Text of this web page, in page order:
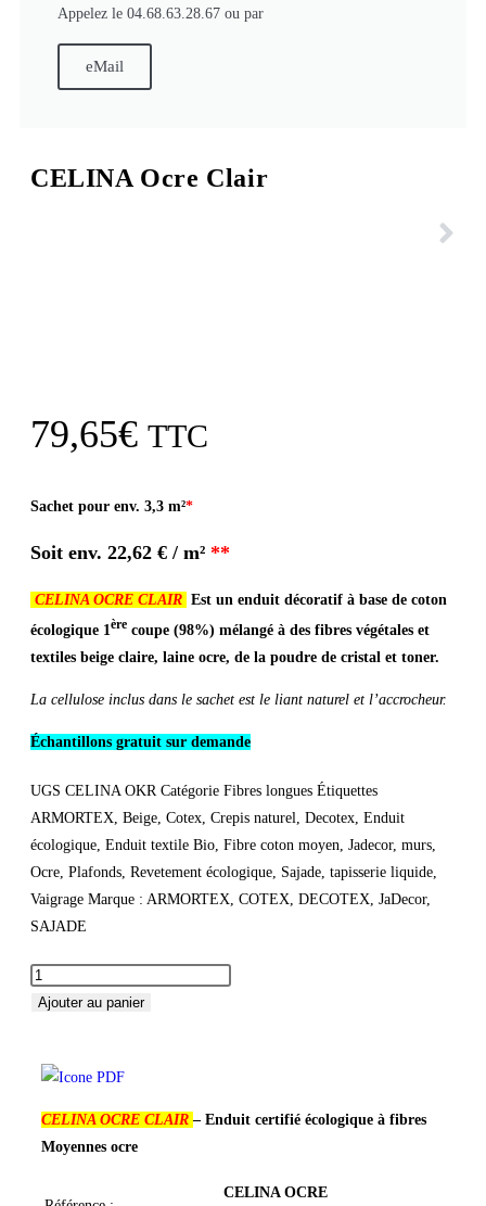
Appelez le 04.68.63.28.67 ou par
eMail
CELINA Ocre Clair
79,65€ TTC
Sachet pour env. 3,3 m²*
Soit env. 22,62 € / m² **
CELINA OCRE CLAIR Est un enduit décoratif à base de coton
écologique 1 ère coupe (98%) mélangé à des fibres végétales et
textiles beige claire, laine ocre, de la poudre de cristal et toner.
La cellulose inclus dans le sachet est le liant naturel et l’accrocheur.
Échantillons gratuit sur demande
UGS CELINA OKR Catégorie Fibres longues Étiquettes
ARMORTEX Beige Cotex Crepis naturel Decotex Enduit
écologique Enduit textile Bio Fibre coton moyen Jadecor, murs
Ocre Plafonds Revetement écologique Sajade tapisserie liquide
Vaigrage Marque : ARMORTEX COTEX DECOTEX JaDecor,
SAJADE
Ajouter au panier
CELINA OCRE CLAIR – Enduit certifié écologique à fibres
Moyennes ocre
CELINA OCRE